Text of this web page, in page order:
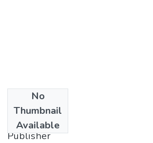
No
Thumbnail
Available
1981
Publisher